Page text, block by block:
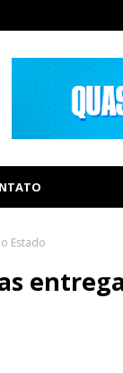
Estado